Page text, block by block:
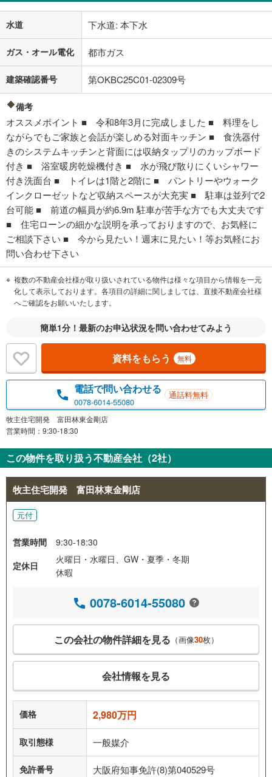
水道 下水道: 本下水
ガス・オール電化 都市ガス
建築確認番号 第OKBC25C01-02309号
備考
オススメポイント ■ 令和8年3月に完成しました ■ 料理をし
ながらでもご家族と会話が楽しめる対面キッチン ■ 食洗器付
きのシステムキッチンと背面には収納タップリのカップボード
付き ■ 浴室暖房乾燥機付き ■ 水が飛び散りにくいシャワー
付き洗面台 ■ トイレは1階と2階に ■ パントリーやウォーク
インクローゼットなど収納スペースが大充実 ■ 駐車は並列で2
台可能 ■ 前道の幅員が約6.9m 駐車が苦手な方でも大丈夫です
■ 住宅ローンの細かな説明を承っておりますので、お気軽に
ご相談下さい ■ 今から見たい！週末に見たい！等お気軽にお
問い合わせ下さい
複数の不動産会社様が取り扱いされている物件は様々な項目から情報を一元
化して表示しております。各項目の詳細に関しましては、直接不動産会社様
へご確認をお願いいたします。
簡単1分！最新のお申込状況を問い合わせてみよう
資料をもらう 無料
電話で問い合わせる
0078-6014-55080
通話料無料
牧主住宅開発 富田林東金剛店
営業時間：9:30-18:30
この物件を取り扱う不動産会社（2社）
牧主住宅開発 富田林東金剛店
元付
営業時間
9:30-18:30
定休日
火曜日・水曜日、GW・夏季・冬期
休暇
0078-6014-55080
この会社の物件詳細を見る （画像30枚）
会社情報を見る
価格 2,980万円
取引態様 一般媒介
免許番号 大阪府知事免許(8)第040529号